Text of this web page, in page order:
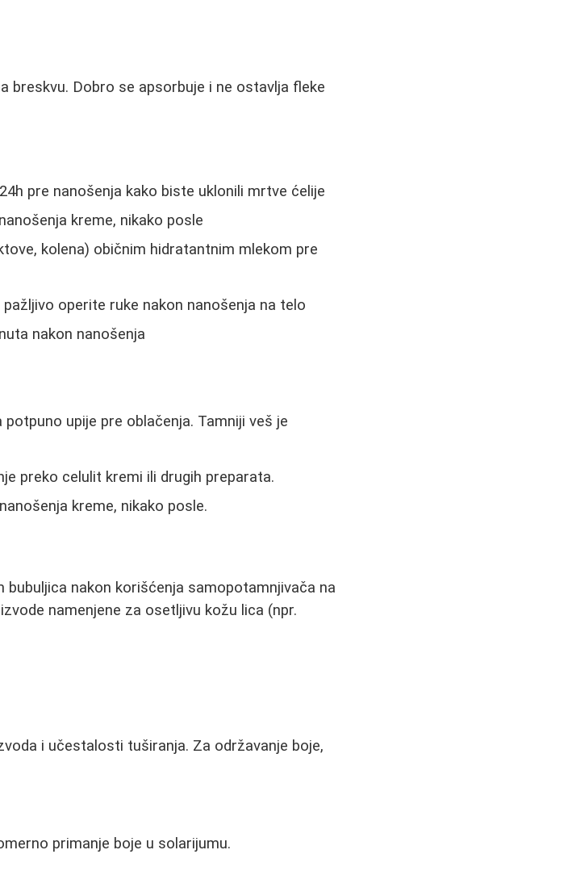
breskvu. Dobro se apsorbuje i ne ostavlja fleke
pre nanošenja kako biste uklonili mrtve ćelije
kreme, nikako posle
kolena) običnim hidratantnim mlekom pre
operite ruke nakon nanošenja na telo
nakon nanošenja
upije pre oblačenja. Tamniji veš je
preko celulit kremi ili drugih preparata.
kreme, nikako posle.
nakon korišćenja samopotamnjivača na
namenjene za osetljivu kožu lica (npr.
i učestalosti tuširanja. Za održavanje boje,
primanje boje u solarijumu.